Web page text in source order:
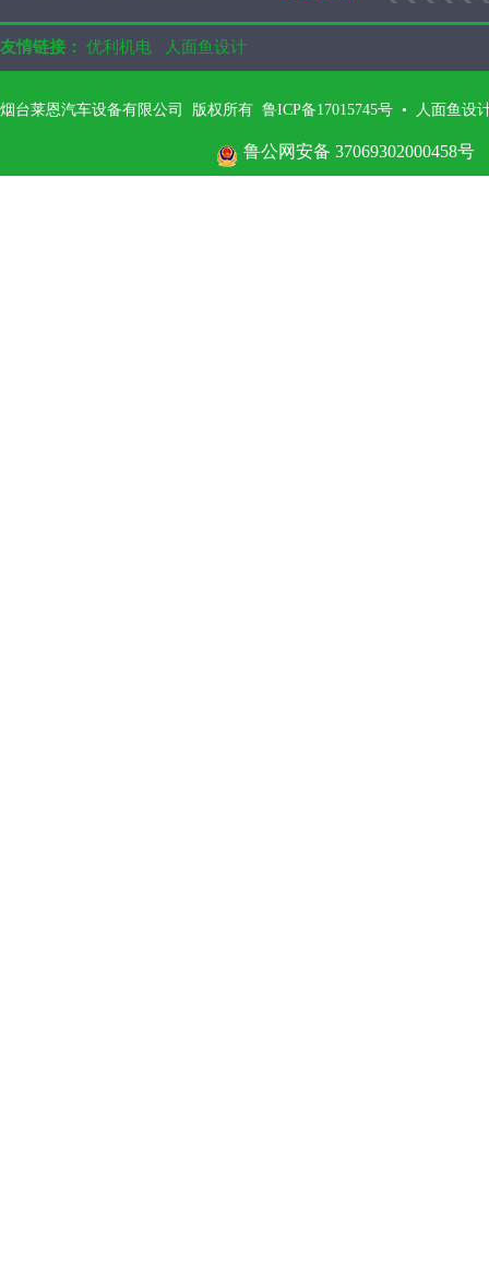
友情链接： 优利机电 人面鱼设计
烟台莱恩汽车设备有限公司 版权所有 鲁ICP备17015745号 • 人面鱼设
鲁公网安备 37069302000458号